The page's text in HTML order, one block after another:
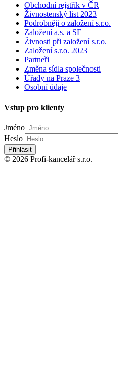
Obchodní rejstřík v ČR
Živnostenský list 2023
Podrobněji o založení s.r.o.
Založení a.s. a SE
Živnosti při založení s.r.o.
Založení s.r.o. 2023
Partneři
Změna sídla společnosti
Úřady na Praze 3
Osobní údaje
Vstup pro klienty
Jméno
Heslo
Přihlásit
© 2026 Profi-kancelář s.r.o.